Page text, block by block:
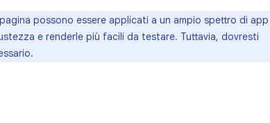
possono essere applicati a un ampio spettro di app
e renderle più facili da testare. Tuttavia, dovresti